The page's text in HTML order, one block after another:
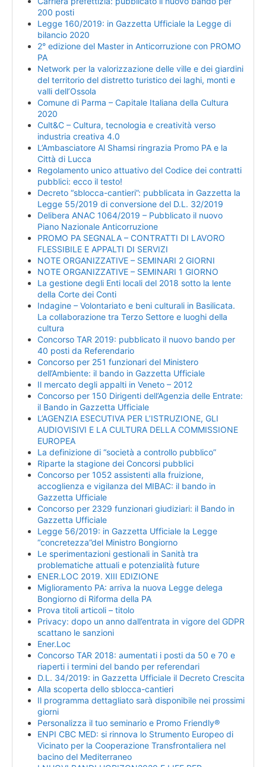
200 posti
Legge 160/2019: in Gazzetta Ufficiale la Legge di
bilancio 2020
2° edizione del Master in Anticorruzione con PROMO
PA
Network per la valorizzazione delle ville e dei giardini
del territorio del distretto turistico dei laghi, monti e
valli dell’Ossola
Comune di Parma – Capitale Italiana della Cultura
2020
Cult&C – Cultura, tecnologia e creatività verso
industria creativa 4.0
L’Ambasciatore Al Shamsi ringrazia Promo PA e la
Città di Lucca
Regolamento unico attuativo del Codice dei contratti
pubblici: ecco il testo!
Decreto “sblocca-cantieri”: pubblicata in Gazzetta la
Legge 55/2019 di conversione del D.L. 32/2019
Delibera ANAC 1064/2019 – Pubblicato il nuovo
Piano Nazionale Anticorruzione
PROMO PA SEGNALA – CONTRATTI DI LAVORO
FLESSIBILE E APPALTI DI SERVIZI
NOTE ORGANIZZATIVE – SEMINARI 2 GIORNI
NOTE ORGANIZZATIVE – SEMINARI 1 GIORNO
La gestione degli Enti locali del 2018 sotto la lente
della Corte dei Conti
Indagine – Volontariato e beni culturali in Basilicata.
La collaborazione tra Terzo Settore e luoghi della
cultura
Concorso TAR 2019: pubblicato il nuovo bando per
40 posti da Referendario
Concorso per 251 funzionari del Ministero
dell’Ambiente: il bando in Gazzetta Ufficiale
Il mercato degli appalti in Veneto – 2012
Concorso per 150 Dirigenti dell’Agenzia delle Entrate:
il Bando in Gazzetta Ufficiale
L’AGENZIA ESECUTIVA PER L’ISTRUZIONE, GLI
AUDIOVISIVI E LA CULTURA DELLA COMMISSIONE
EUROPEA
La definizione di “società a controllo pubblico”
Riparte la stagione dei Concorsi pubblici
Concorso per 1052 assistenti alla fruizione,
accoglienza e vigilanza del MIBAC: il bando in
Gazzetta Ufficiale
Concorso per 2329 funzionari giudiziari: il Bando in
Gazzetta Ufficiale
Legge 56/2019: in Gazzetta Ufficiale la Legge
“concretezza”del Ministro Bongiorno
Le sperimentazioni gestionali in Sanità tra
problematiche attuali e potenzialità future
ENER.LOC 2019. XIII EDIZIONE
Miglioramento PA: arriva la nuova Legge delega
Bongiorno di Riforma della PA
Prova titoli articoli – titolo
Privacy: dopo un anno dall’entrata in vigore del GDPR
scattano le sanzioni
Ener.Loc
Concorso TAR 2018: aumentati i posti da 50 e 70 e
riaperti i termini del bando per referendari
D.L. 34/2019: in Gazzetta Ufficiale il Decreto Crescita
Alla scoperta dello sblocca-cantieri
Il programma dettagliato sarà disponibile nei prossimi
giorni
Personalizza il tuo seminario e Promo Friendly®
ENPI CBC MED: si rinnova lo Strumento Europeo di
Vicinato per la Cooperazione Transfrontaliera nel
bacino del Mediterraneo